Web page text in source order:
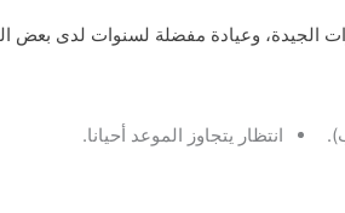
الجيدة، وعيادة مفضلة لسنوات لدى بعض
انتظار يتجاوز الموعد أحيانا.